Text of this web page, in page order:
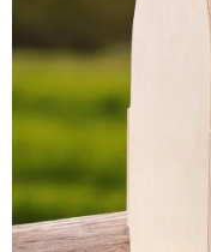
PRO FIRMY
VÝPRODEJ 🔥
Hodnocení obchodu